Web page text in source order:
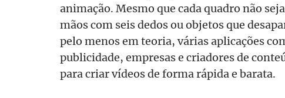
animação. Mesmo que cada quadro não
mãos com seis dedos ou objetos que
pelo menos em teoria, várias aplicações
publicidade, empresas e criadores de
para criar vídeos de forma rápida e barata.